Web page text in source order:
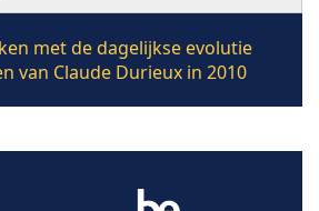
met de dagelijkse evolutie
van Claude Durieux in 2010